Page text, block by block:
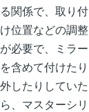
る関係で、取り付
け位置などの調整
が必要で、ミラー
を含めて付けたり
外したりしていた
ら、マスターシリ